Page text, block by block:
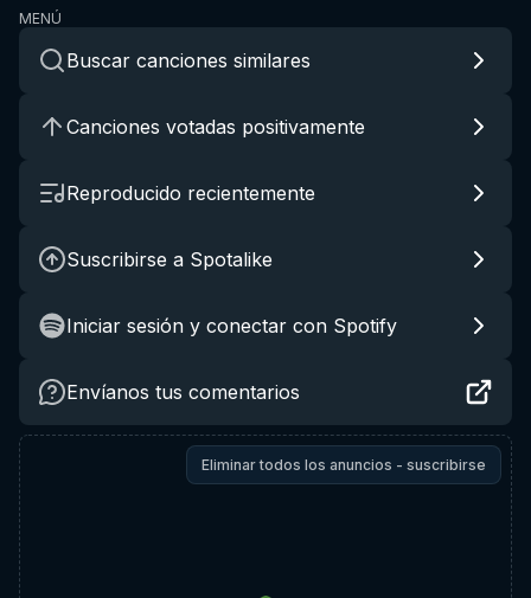
MENÚ
Buscar canciones similares
Canciones votadas positivamente
Reproducido recientemente
Suscribirse a Spotalike
Iniciar sesión y conectar con Spotify
Envíanos tus comentarios
Eliminar todos los anuncios - suscribirse